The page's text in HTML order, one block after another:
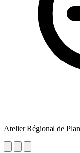
Atelier Régional de